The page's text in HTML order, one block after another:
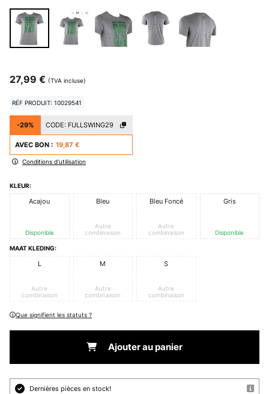
27,99 € (TVA incluse)
RÉF PRODUIT: 10029541
-29% CODE: FULLSWING29
AVEC BON : 19,87 €
Conditions d'utilisation
KLEUR:
Acajou
Disponible
Bleu
Autre
combinaison
Bleu Foncé
Autre
combinaison
Gris
Disponible
MAAT KLEDING:
L
Autre
combinaison
M
Autre
combinaison
S
Autre
combinaison
Que signifient les statuts ?
Ajouter au panier
Dernières pièces en stock!